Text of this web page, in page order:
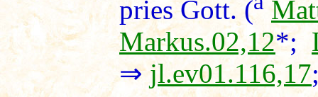
pries Gott. (
Markus.02,12*;
⇒jl.ev01.116,17